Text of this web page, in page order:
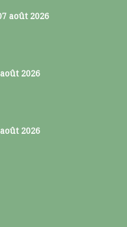
août 2026
2026
2026